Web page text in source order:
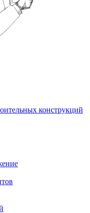
конструкций